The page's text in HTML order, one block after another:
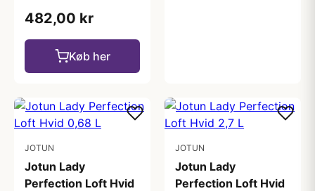
482,00 kr
Køb her
JOTUN
Jotun Lady
Perfection Loft Hvid
JOTUN
Jotun Lady
Perfection Loft Hvid